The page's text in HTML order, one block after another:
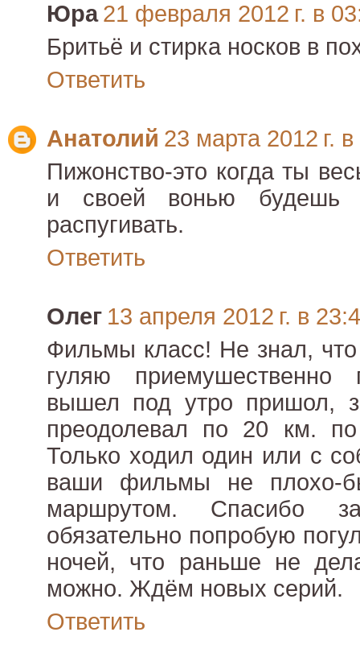
Юра 21 февраля 2012 г. в
Бритьё и стирка носков в
Ответить
Анатолий 23 марта 2012 г.
Пижонство-это когда ты
и своей вонью
распугивать.
Ответить
Олег 13 апреля 2012 г. в
Фильмы класс! Не знал,
гуляю
вышел под утро пришол,
преодолевал по 20 км. по
Только ходил один или с
ваши фильмы не плохо-
маршрутом. Спасибо
обязательно попробую
ночей, что раньше не
можно. Ждём новых серий.
Ответить